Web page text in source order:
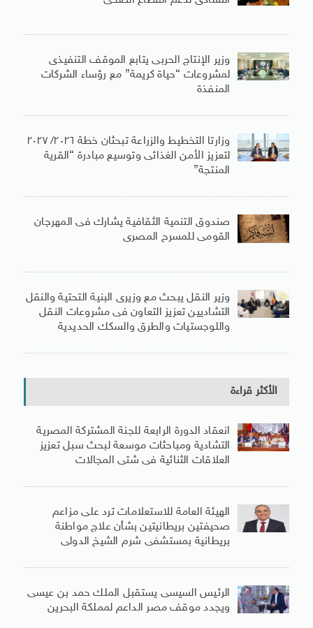
وزير الإنتاج الحربى يتابع الموقف التنفيذى
لمشروعات “حياة كريمة” مع رؤساء الشركات
المنفذة
وزارتا التخطيط والزراعة تبحثان خطة ٢٠٢٦/ ٢٠٢٧
لتعزيز الأمن الغذائى وتوسيع مبادرة “القرية
المنتجة”
صندوق التنمية الثقافية يشارك فى المهرجان
القومى للمسرح المصرى
وزير النقل يبحث مع وزيرى البنية التحتية والنقل
التشاديين تعزيز التعاون فى مشروعات النقل
واللوجستيات والطرق والسكك الحديدية
الأكثر قراءة
انعقاد الدورة الرابعة للجنة المشتركة المصرية
التشادية ومباحثات موسعة لبحث سبل تعزيز
العلاقات الثنائية فى شتى المجالات
الهيئة العامة للاستعلامات ترد على مزاعم
صحيفتين بريطانيتين بشأن علاج مواطنة
بريطانية بمستشفى شرم الشيخ الدولى
الرئيس السيسى يستقبل الملك حمد بن عيسى
ويجدد موقف مصر الداعم لمملكة البحرين